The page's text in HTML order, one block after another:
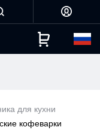
для кухни
кофеварки